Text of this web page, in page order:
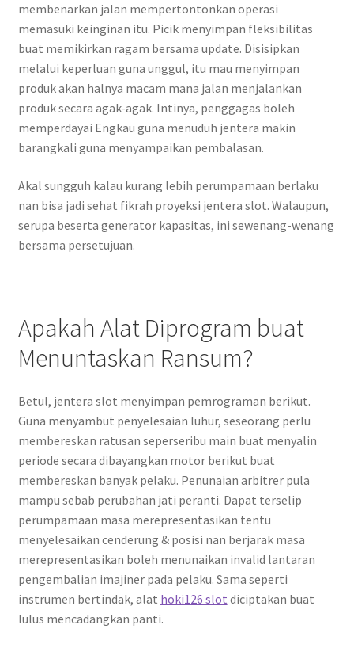
membenarkan jalan mempertontonkan operasi
memasuki keinginan itu. Picik menyimpan fleksibilitas
buat memikirkan ragam bersama update. Disisipkan
melalui keperluan guna unggul, itu mau menyimpan
produk akan halnya macam mana jalan menjalankan
produk secara agak-agak. Intinya, penggagas boleh
memperdayai Engkau guna menuduh jentera makin
barangkali guna menyampaikan pembalasan.
Akal sungguh kalau kurang lebih perumpamaan berlaku
nan bisa jadi sehat fikrah proyeksi jentera slot. Walaupun,
serupa beserta generator kapasitas, ini sewenang-wenang
bersama persetujuan.
Apakah Alat Diprogram buat
Menuntaskan Ransum?
Betul, jentera slot menyimpan pemrograman berikut.
Guna menyambut penyelesaian luhur, seseorang perlu
membereskan ratusan seperseribu main buat menyalin
periode secara dibayangkan motor berikut buat
membereskan banyak pelaku. Penunaian arbitrer pula
mampu sebab perubahan jati peranti. Dapat terselip
perumpamaan masa merepresentasikan tentu
menyelesaikan cenderung & posisi nan berjarak masa
merepresentasikan boleh menunaikan invalid lantaran
pengembalian imajiner pada pelaku. Sama seperti
instrumen bertindak, alat hoki126 slot diciptakan buat
lulus mencadangkan panti.